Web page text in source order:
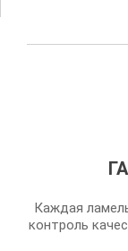
Каждая
контроль